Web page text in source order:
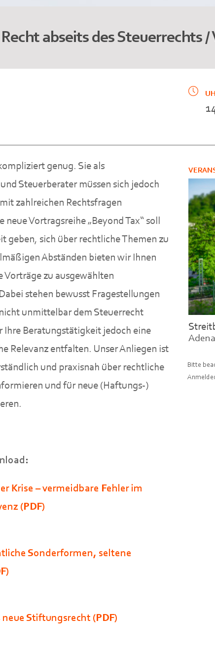
abseits des Steuerrechts
genug. Sie als
Steuerberater müssen sich jedoch
zahlreichen Rechtsfragen
neue Vortragsreihe „Beyond Tax“ soll
geben, sich über rechtliche Themen zu
Abständen bieten wir Ihnen
Vorträge zu ausgewählten
stehen bewusst Fragestellungen
unmittelbar dem Steuerrecht
Ihre Beratungstätigkeit jedoch eine
Relevanz entfalten. Unser Anliegen ist
und praxisnah über rechtliche
und für neue (Haftungs-)
Krise – vermeidbare Fehler im
(PDF)
Sonderformen, seltene
neue Stiftungsrecht (PDF)
Bitte